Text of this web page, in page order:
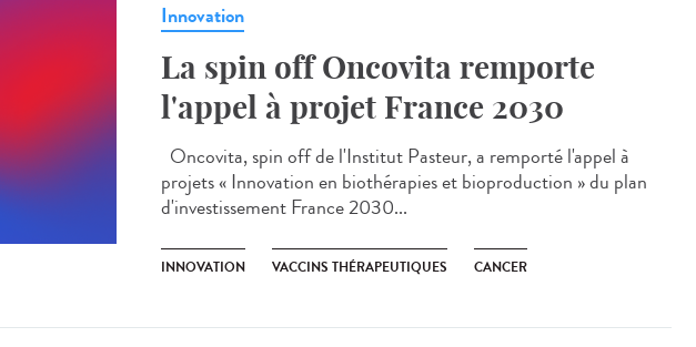
Innovation
La spin off Oncovita remporte
l'appel à projet France 2030
Oncovita, spin off de l'Institut Pasteur, a remporté l'appel à
projets « Innovation en biothérapies et bioproduction » du plan
d'investissement France 2030...
INNOVATION VACCINS THÉRAPEUTIQUES CANCER